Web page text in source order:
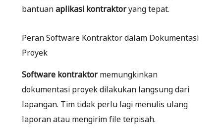
bantuanaplikasi kontraktoryang tepat.
Peran Software Kontraktor dalam Dokumentasi
Proyek
Software kontraktormemungkinkan
dokumentasi proyek dilakukan langsung dari
lapangan. Tim tidak perlu lagi menulis ulang
laporan atau mengirim file terpisah.